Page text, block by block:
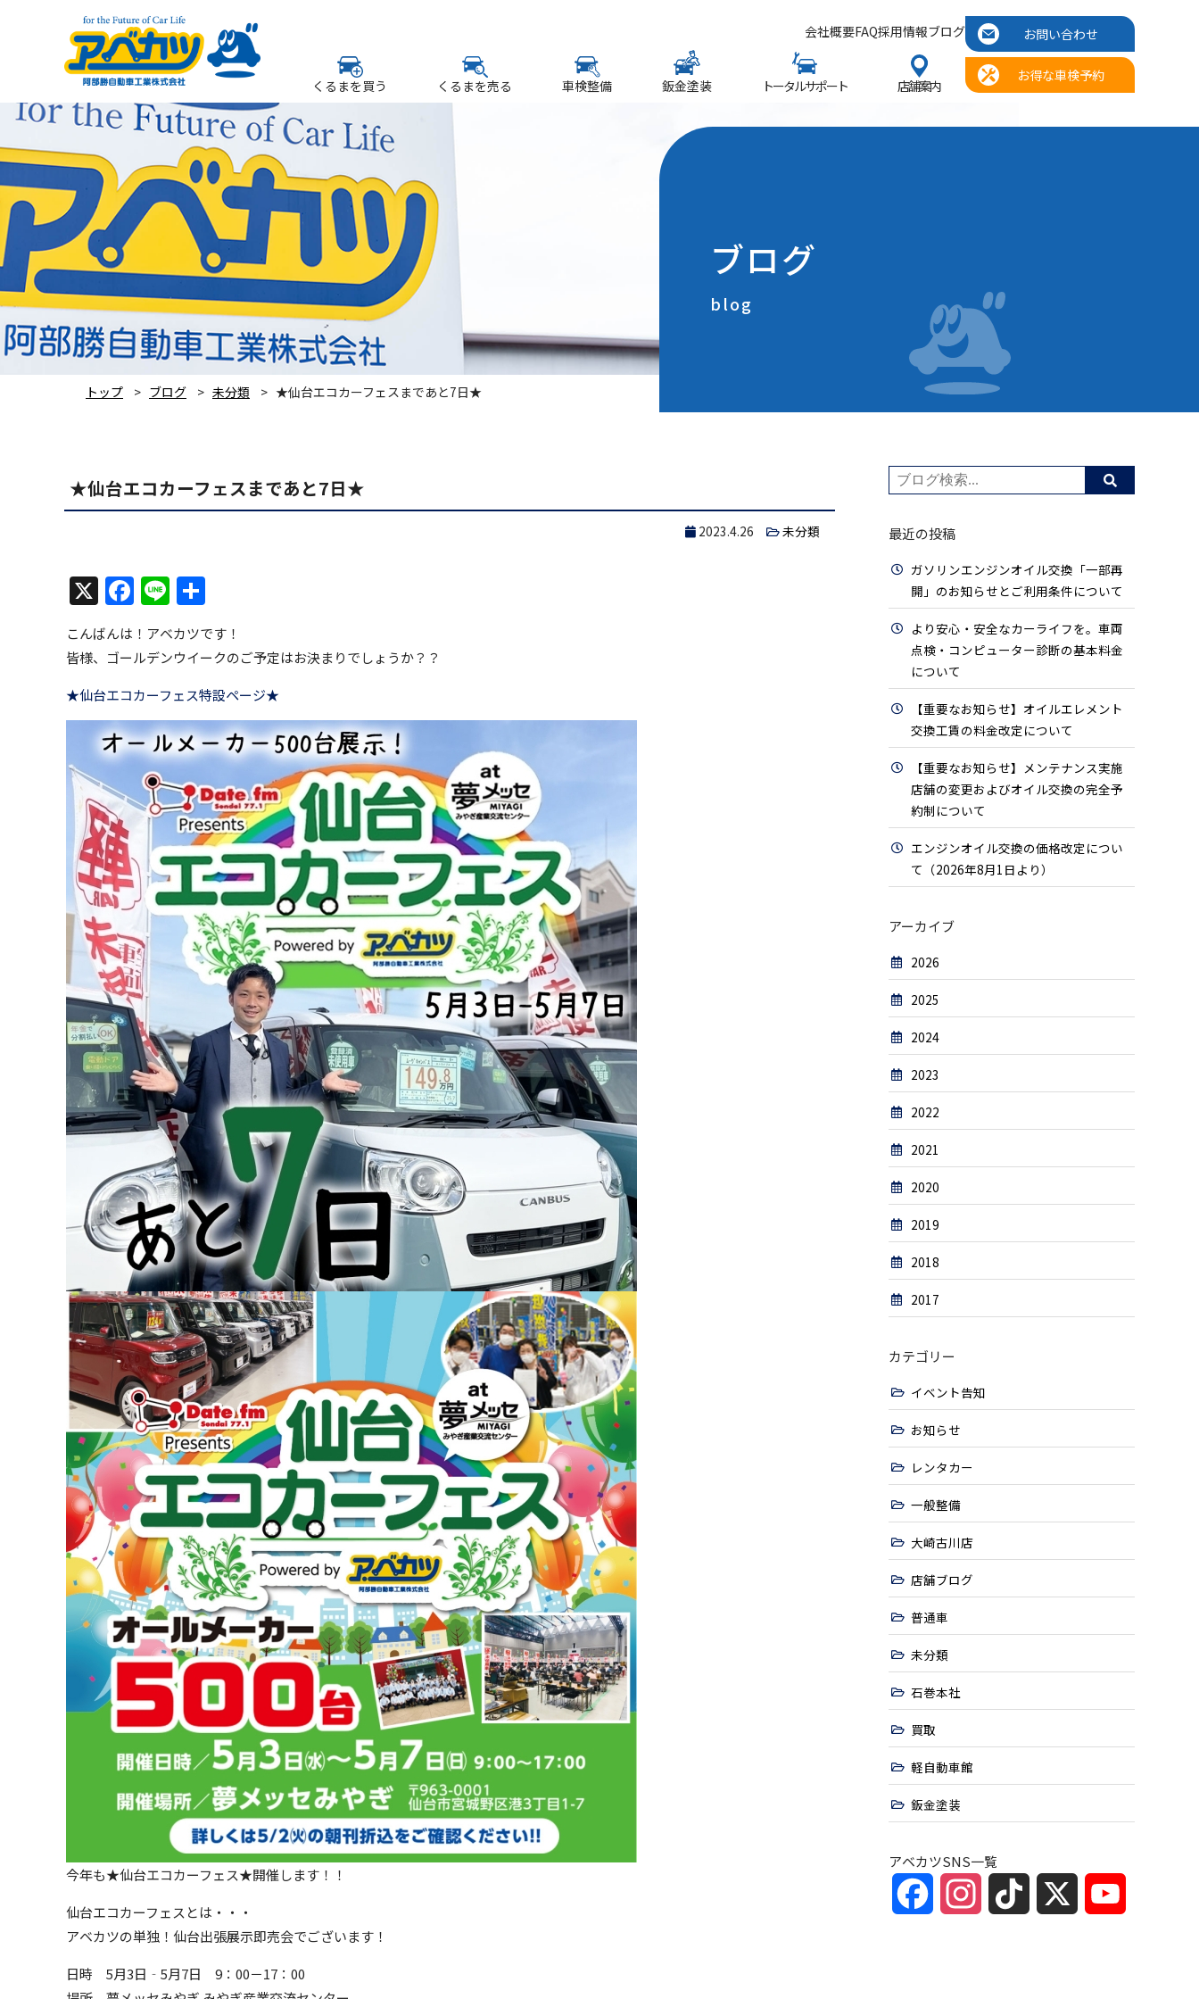
くるまを買う くるまを売る 車検整備 鈑金塗装 トータルサポート 店舗案内
会社概要FAQ採用情報ブログ お問い合わせ
お得な車検予約
ブログ
blog
トップ ブログ 未分類 ★仙台エコカーフェスまであと7日★
★仙台エコカーフェスまであと7日★
2023.4.26 未分類
X Facebook
Line
有
こんばんは！アベカツです！
皆様、ゴールデンウイークのご予定はお決まりでしょうか？？
★仙台エコカーフェス特設ページ★
今年も★仙台エコカーフェス★開催します！！
仙台エコカーフェスとは・・・
アベカツの単独！仙台出張展示即売会でございます！
日時 5月3日‐5月7日 9：00－17：00
最近の投稿
ガソリンエンジンオイル交換「一部再
開」のお知らせとご利用条件について
より安心・安全なカーライフを。車両
点検・コンピューター診断の基本料金
について
【重要なお知らせ】オイルエレメント
交換工賃の料金改定について
【重要なお知らせ】メンテナンス実施
店舗の変更およびオイル交換の完全予
約制について
エンジンオイル交換の価格改定につい
て（2026年8月1日より）
アーカイブ
2026
2025
2024
2023
2022
2021
2020
2019
2018
2017
カテゴリー
イベント告知
お知らせ
レンタカー
一般整備
大崎古川店
店舗ブログ
普通車
未分類
石巻本社
買取
軽自動車館
鈑金塗装
アベカツSNS一覧
FacebookInstagramTikTok